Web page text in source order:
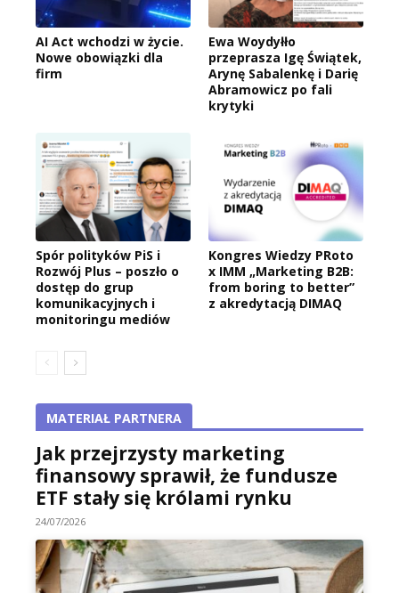
AI Act wchodzi w życie.
Nowe obowiązki dla
firm
Ewa Woydyłło
przeprasza Igę Świątek,
Arynę Sabalenkę i Darię
Abramowicz po fali
krytyki
Spór polityków PiS i
Rozwój Plus – poszło o
dostęp do grup
komunikacyjnych i
monitoringu mediów
Kongres Wiedzy PRoto
x IMM „Marketing B2B:
from boring to better”
z akredytacją DIMAQ
MATERIAŁ PARTNERA
Jak przejrzysty marketing
finansowy sprawił, że fundusze
ETF stały się królami rynku
24/07/2026